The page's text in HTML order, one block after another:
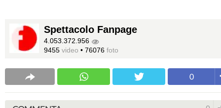
Spettacolo Fanpage
4.053.372.956
9455 video • 76076 foto
0